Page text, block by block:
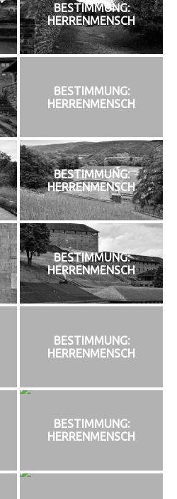
BESTIMMUNG:
HERRENMENSCH
BESTIMMUNG:
HERRENMENSCH
BESTIMMUNG:
HERRENMENSCH
BESTIMMUNG:
HERRENMENSCH
BESTIMMUNG:
HERRENMENSCH
BESTIMMUNG:
HERRENMENSCH